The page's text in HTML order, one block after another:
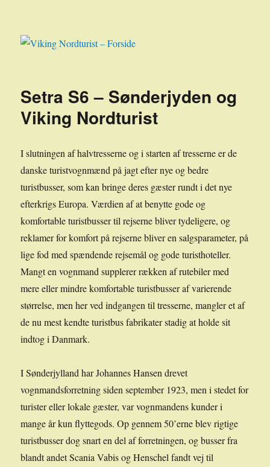
Viking Nordturist – Forside
Setra S6 – Sønderjyden og
Viking Nordturist
I slutningen af halvtresserne og i starten af tresserne er de
danske turistvognmænd på jagt efter nye og bedre
turistbusser, som kan bringe deres gæster rundt i det nye
efterkrigs Europa. Værdien af at benytte gode og
komfortable turistbusser til rejserne bliver tydeligere, og
reklamer for komfort på rejserne bliver en salgsparameter, på
lige fod med spændende rejsemål og gode turisthoteller.
Mangt en vognmand supplerer rækken af rutebiler med
mere eller mindre komfortable turistbusser af varierende
størrelse, men her ved indgangen til tresserne, mangler et af
de nu mest kendte turistbus fabrikater stadig at holde sit
indtog i Danmark.
I Sønderjylland har Johannes Hansen drevet
vognmandsforretning siden september 1923, men i stedet for
turister eller lokale gæster, var vognmandens kunder i
mange år kun flyttegods. Op gennem 50’erne blev rigtige
turistbusser dog snart en del af forretningen, og busser fra
blandt andet Scania Vabis og Henschel fandt vej til